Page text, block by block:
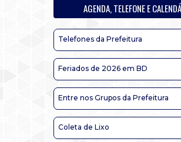
AGENDA, TELEFONE E
Telefones da Prefeitura
Feriados de 2026 em BD
Entre nos Grupos da Prefeitura
Coleta de Lixo